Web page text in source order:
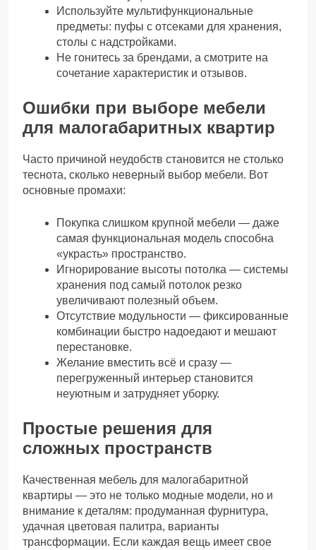
Используйте мультифункциональные
предметы: пуфы с отсеками для хранения,
столы с надстройками.
Не гонитесь за брендами, а смотрите на
сочетание характеристик и отзывов.
Ошибки при выборе мебели
для малогабаритных квартир
Часто причиной неудобств становится не столько
теснота, сколько неверный выбор мебели. Вот
основные промахи:
Покупка слишком крупной мебели — даже
самая функциональная модель способна
«украсть» пространство.
Игнорирование высоты потолка — системы
хранения под самый потолок резко
увеличивают полезный объем.
Отсутствие модульности — фиксированные
комбинации быстро надоедают и мешают
перестановке.
Желание вместить всё и сразу —
перегруженный интерьер становится
неуютным и затрудняет уборку.
Простые решения для
сложных пространств
Качественная мебель для малогабаритной
квартиры — это не только модные модели, но и
внимание к деталям: продуманная фурнитура,
удачная цветовая палитра, варианты
трансформации. Если каждая вещь имеет свое